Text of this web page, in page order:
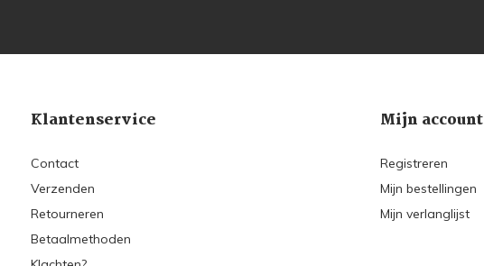
Klantenservice
Contact
Verzenden
Retourneren
Betaalmethoden
Mijn account
Registreren
Mijn bestellingen
Mijn verlanglijst